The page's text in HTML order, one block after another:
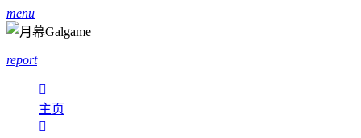
menu
report

主页
